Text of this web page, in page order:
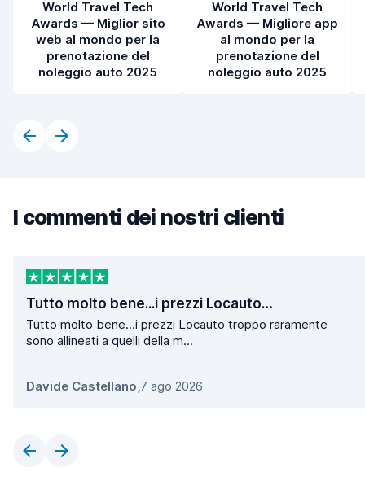
World Travel Tech
Awards — Miglior sito
web al mondo per la
prenotazione del
noleggio auto 2025
World Travel Tech
Awards — Migliore app
al mondo per la
prenotazione del
noleggio auto 2025
I commenti dei nostri clienti
Tutto molto bene...i prezzi Locauto…
Tutto molto bene...i prezzi Locauto troppo raramente
sono allineati a quelli della m...
Davide Castellano,7 ago 2026